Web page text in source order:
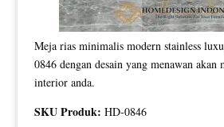
Meja rias minimalis modern stainless
0846 dengan desain yang menawan akan
interior anda.
SKU Produk: HD-0846